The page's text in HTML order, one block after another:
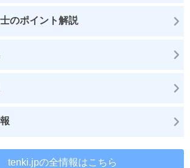
のポイント解説
tenki.jpの全情報はこちら